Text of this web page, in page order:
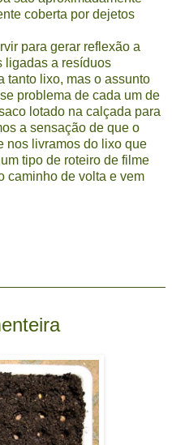
coberta por dejetos
para gerar reflexão a
ligadas a resíduos
tanto lixo, mas o assunto
problema de cada um de
lotado na calçada para
a sensação de que o
nos livramos do lixo que
tipo de roteiro de filme
caminho de volta e vem